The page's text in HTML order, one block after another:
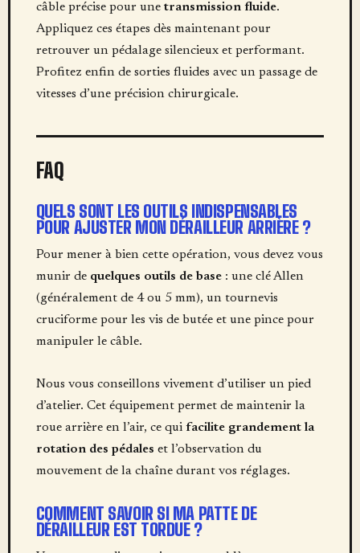
câble précise pour une transmission fluide.
Appliquez ces étapes dès maintenant pour
retrouver un pédalage silencieux et performant.
Profitez enfin de sorties fluides avec un passage de
vitesses d’une précision chirurgicale.
FAQ
QUELS SONT LES OUTILS INDISPENSABLES
POUR AJUSTER MON DÉRAILLEUR ARRIÈRE ?
Pour mener à bien cette opération, vous devez vous
munir de quelques outils de base: une clé Allen
(généralement de 4 ou 5 mm), un tournevis
cruciforme pour les vis de butée et une pince pour
manipuler le câble.
Nous vous conseillons vivement d’utiliser un pied
d’atelier. Cet équipement permet de maintenir la
roue arrière en l’air, ce qui facilite grandement la
rotation des pédales et l’observation du
mouvement de la chaîne durant vos réglages.
COMMENT SAVOIR SI MA PATTE DE
DÉRAILLEUR EST TORDUE ?